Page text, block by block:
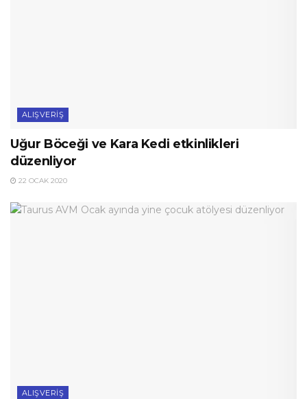
ALIŞVERIŞ
Uğur Böceği ve Kara Kedi etkinlikleri
düzenliyor
22 OCAK 2020
ALIŞVERIŞ